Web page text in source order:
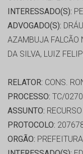
INTERESSADO(S):
ADVOGADO(S):
AZAMBUJA FALCÃO
DA SILVA, LUIZ
RELATOR: CONS.
PROCESSO: TC/
ASSUNTO:
PROTOCOLO:
ORGÃO: